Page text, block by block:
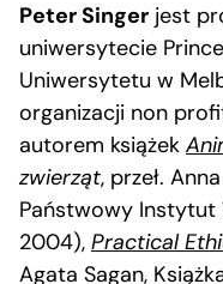
Peter Singer jest
uniwersytecie
Uniwersytetu w
organizacji non
autorem książek
zwierząt, przeł.
Państwowy Instytut
2004), Practical
Agata Sagan,